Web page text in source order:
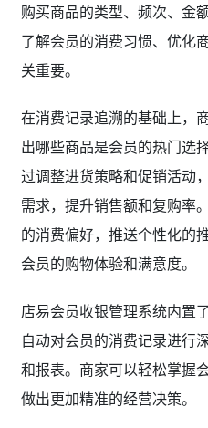
购买商品的类型、频次、金
了解会员的消费习惯、优化
关重要。
在消费记录追溯的基础上，
出哪些商品是会员的热门选
过调整进货策略和促销活动
需求，提升销售额和复购率
的消费偏好，推送个性化的
会员的购物体验和满意度。
店易会员收银管理系统内置
自动对会员的消费记录进行
和报表。商家可以轻松掌握
做出更加精准的经营决策。